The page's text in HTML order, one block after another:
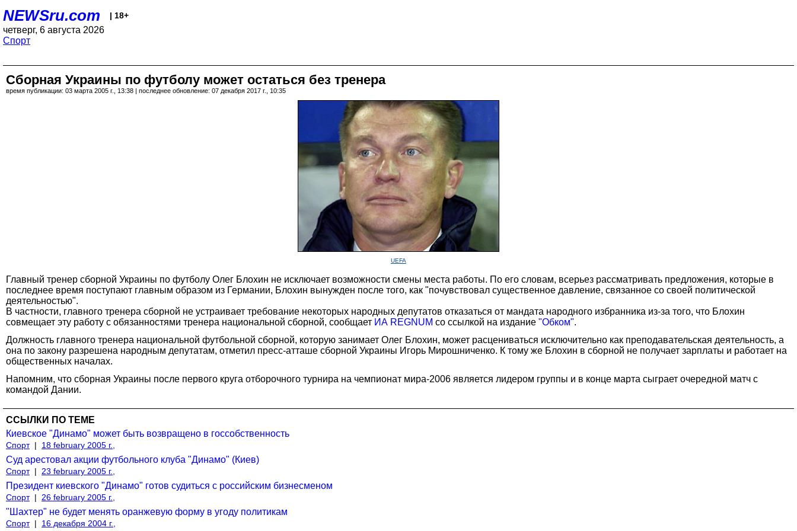
NEWSru.com | 18+
четверг, 6 августа 2026
Спорт
Сборная Украины по футболу может остаться без тренера
время публикации: 03 марта 2005 г., 13:38 | последнее обновление: 07 декабря 2017 г., 10:35
UEFA
Главный тренер сборной Украины по футболу Олег Блохин не исключает возможности смены места работы. По его словам, всерьез рассматривать предложения, которые в
последнее время поступают главным образом из Германии, Блохин вынужден после того, как "почувствовал существенное давление, связанное со своей политической
деятельностью".
В частности, главного тренера сборной не устраивает требование некоторых народных депутатов отказаться от мандата народного избранника из-за того, что Блохин
совмещает эту работу с обязанностями тренера национальной сборной, сообщает ИА REGNUM со ссылкой на издание "Обком".
Должность главного тренера национальной футбольной сборной, которую занимает Олег Блохин, может расцениваться исключительно как преподавательская деятельность, а
она по закону разрешена народным депутатам, отметил пресс-атташе сборной Украины Игорь Мирошниченко. К тому же Блохин в сборной не получает зарплаты и работает на
общественных началах.
Напомним, что сборная Украины после первого круга отборочного турнира на чемпионат мира-2006 является лидером группы и в конце марта сыграет очередной матч с
командой Дании.
ССЫЛКИ ПО ТЕМЕ
Киевское "Динамо" может быть возвращено в госсобственность
Спорт | 18 february 2005 г.,
Суд арестовал акции футбольного клуба "Динамо" (Киев)
Спорт | 23 february 2005 г.,
Президент киевского "Динамо" готов судиться с российским бизнесменом
Спорт | 26 february 2005 г.,
"Шахтер" не будет менять оранжевую форму в угоду политикам
Спорт | 16 декабря 2004 г.,